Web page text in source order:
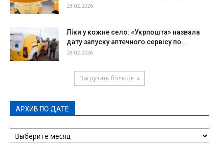
28.02.2026
Ліки у кожне село: «Укрпошта» назвала
дату запуску аптечного сервісу по...
28.02.2026
Загрузить больше
АРХИВ ПО ДАТЕ
АРХИВ
ПО